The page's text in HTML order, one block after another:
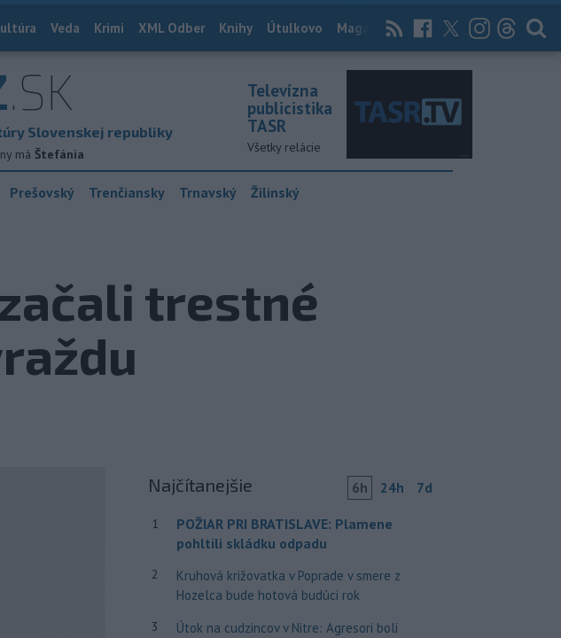
Veda Krimi XML Odber Knihy Útulkovo Magazín News Now Archív
.SK
Slovenskej republiky
má Štefánia
Televízna
publicistika
TASR
Všetky relácie
Prešovský Trenčiansky Trnavský Žilinský
trestné
Najčítanejšie 6h 24h 7d
1
POŽIAR PRI BRATISLAVE: Plamene
pohltili skládku odpadu
2
Kruhová križovatka v Poprade v smere z
Hozelca bude hotová budúci rok
3
Útok na cudzincov v Nitre: Agresori boli